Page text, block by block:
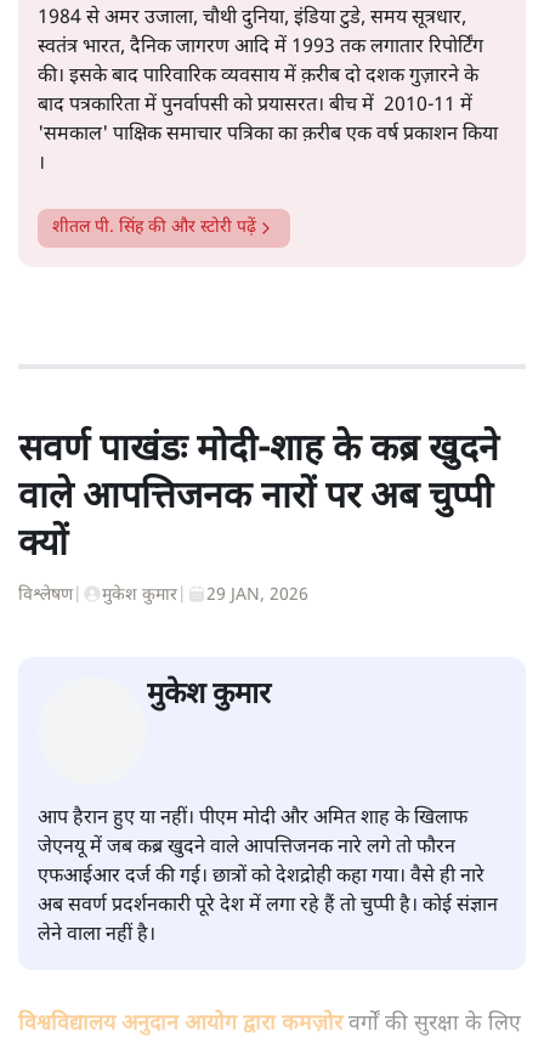
1984 से अमर उजाला, चौथी दुनिया, इंडिया टुडे, समय सूत्रधार,
स्वतंत्र भारत, दैनिक जागरण आदि में 1993 तक लगातार रिपोर्टिंग
की। इसके बाद पारिवारिक व्यवसाय में क़रीब दो दशक गुज़ारने के
बाद पत्रकारिता में पुनर्वापसी को प्रयासरत। बीच में 2010-11 में
'समकाल' पाक्षिक समाचार पत्रिका का क़रीब एक वर्ष प्रकाशन किया
।
शीतल पी. सिंहकी और स्टोरी पढ़ें
सवर्ण पाखंडः मोदी-शाह के कब्र खुदने
वाले आपत्तिजनक नारों पर अब चुप्पी
क्यों
विश्लेषण| मुकेश कुमार 29 JAN, 2026